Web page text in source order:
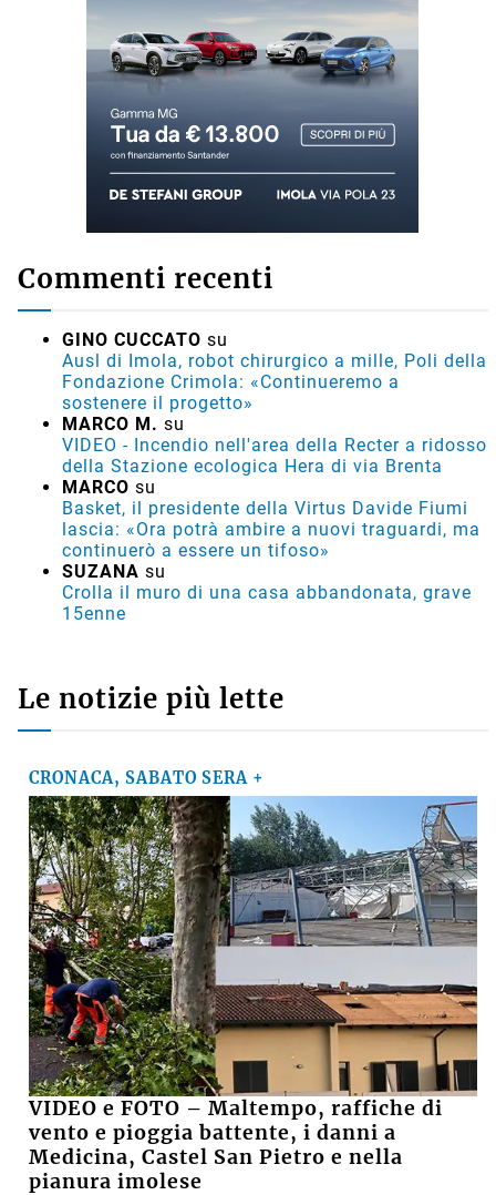
Commenti recenti
GINO CUCCATO su
Ausl di Imola, robot chirurgico a mille, Poli della
Fondazione Crimola: «Continueremo a
sostenere il progetto»
MARCO M. su
VIDEO - Incendio nell'area della Recter a ridosso
della Stazione ecologica Hera di via Brenta
MARCO su
Basket, il presidente della Virtus Davide Fiumi
lascia: «Ora potrà ambire a nuovi traguardi, ma
continuerò a essere un tifoso»
SUZANA su
Crolla il muro di una casa abbandonata, grave
15enne
Le notizie più lette
CRONACA, SABATO SERA +
VIDEO e FOTO – Maltempo, raffiche di
vento e pioggia battente, i danni a
Medicina, Castel San Pietro e nella
pianura imolese